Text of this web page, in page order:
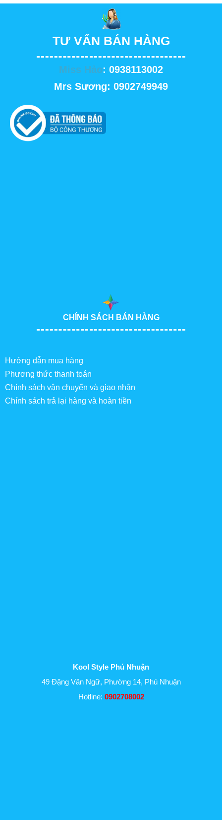
TƯ VẤN BÁN HÀNG
Miss Hảo: 0938113002
Mrs Sương: 0902749949
CHÍNH SÁCH BÁN HÀNG
Hướng dẫn mua hàng
Phương thức thanh toán
Chính sách vận chuyển và giao nhận
Chính sách trả lại hàng và hoàn tiền
Kool Style Phú Nhuận
49 Đặng Văn Ngữ, Phường 14, Phú Nhuận
Hotline: 0902708002